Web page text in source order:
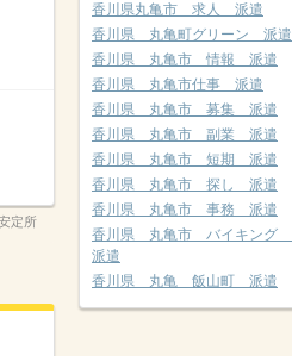
定所
香川県丸亀市 求人 派遣
香川県 丸亀町グリーン 派遣
香川県 丸亀市 情報 派遣
香川県 丸亀市仕事 派遣
香川県 丸亀市 募集 派遣
香川県 丸亀市 副業 派遣
香川県 丸亀市 短期 派遣
香川県 丸亀市 探し 派遣
香川県 丸亀市 事務 派遣
香川県 丸亀市 バイキング
派遣
香川県 丸亀 飯山町 派遣